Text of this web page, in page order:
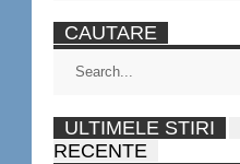
CAUTARE
ULTIMELE STIRI
RECENTE